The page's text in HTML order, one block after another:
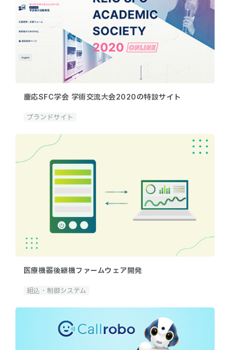
慶応SFC学会 学術交流大会2020の特設サイト
ブランドサイト
医療機器後継機ファームウェア開発
組込・制御システム